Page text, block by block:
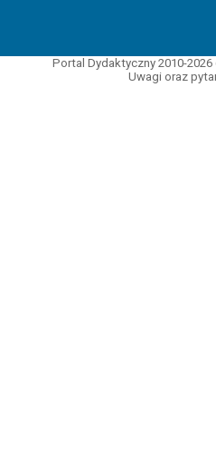
Portal Dydaktyczny 2010-
Uwagi oraz